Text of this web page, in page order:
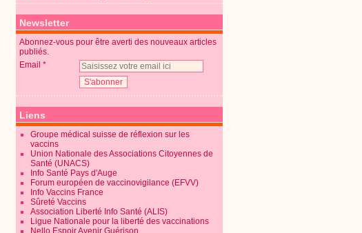
Newsletter
Abonnez-vous pour être averti des nouveaux articles
publiés.
Email
Liens
Groupe médical suisse de réflexion sur les
vaccins
Union Nationale des Associations Citoyennes de
Santé (UNACS)
Info Santé Pays d'Auge
Forum européen de vaccinovigilance (EFVV)
Info Vaccins France
Sûreté Vaccins
Association Liberté Info Santé (ALIS)
Ligue Nationale pour la liberté des vaccinations
Nello Espoir Avenir Guérison